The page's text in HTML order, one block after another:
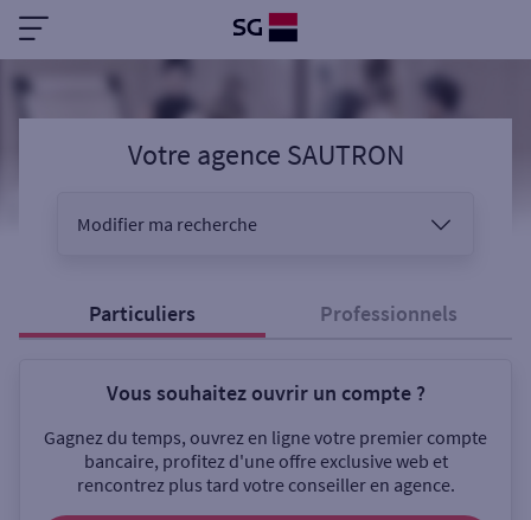
Votre agence SAUTRON
Modifier ma recherche
Sélectionnez votre recherche
Ouverte le samedi
Particuliers Professionnels
Vous souhaitez ouvrir un compte ?
Gagnez du temps, ouvrez en ligne votre premier compte
bancaire, profitez d'une offre exclusive web et
rencontrez plus tard votre conseiller en agence.